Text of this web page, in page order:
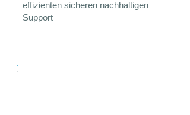
effizienten sicheren nachhaltigen
Support